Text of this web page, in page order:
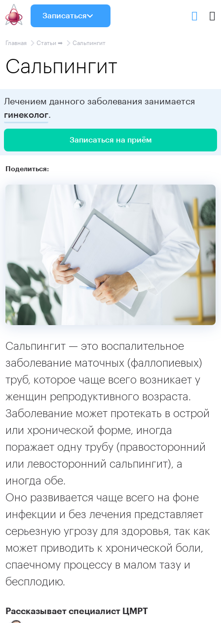
Записаться
Главная Статьи ➡ Сальпингит
Сальпингит
Лечением данного заболевания занимается
гинеколог.
Записаться на приём
Поделиться:
Сальпингит — это воспалительное
заболевание маточных (фаллопиевых)
труб, которое чаще всего возникает у
женщин репродуктивного возраста.
Заболевание может протекать в острой
или хронической форме, иногда
поражает одну трубу (правосторонний
или левосторонний сальпингит), а
иногда обе.
Оно развивается чаще всего на фоне
инфекции и без лечения представляет
серьезную угрозу для здоровья, так как
может приводить к хронической боли,
спаечному процессу в малом тазу и
бесплодию.
Рассказывает специалист ЦМРТ